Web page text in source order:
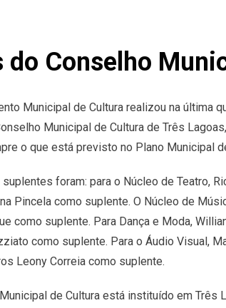
Conselho
Municipal de Cultura realizou na última
Municipal de Cultura de Três
o que está previsto no Plano Municipal
foram: para o Núcleo de Teatro,
Pincela como suplente. O Núcleo de
como suplente. Para Dança e Moda,
como suplente. Para o Áudio Visual,
Leony Correia como suplente.
de Cultura está instituído em Três